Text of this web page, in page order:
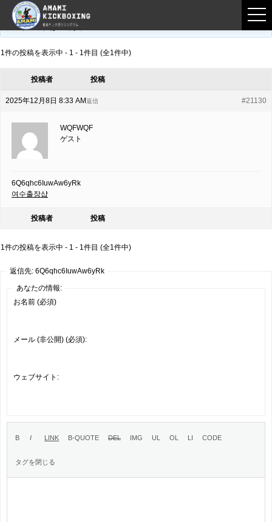
フロントページ › フォーラム
このトピックは空です。
1件の投稿を表示中 - 1 - 1件目 (全1件中)
投稿者 投稿
2025年12月8日 8:33 AM #21130
返信
WQFWQF
ゲスト
6Q6qhc6IuwAw6yRk
여수출장샵
投稿者 投稿
1件の投稿を表示中 - 1 - 1件目 (全1件中)
返信先: 6Q6qhc6IuwAw6yRk
あなたの情報:
お名前 (必須)
メール (非公開) (必須):
ウェブサイト: